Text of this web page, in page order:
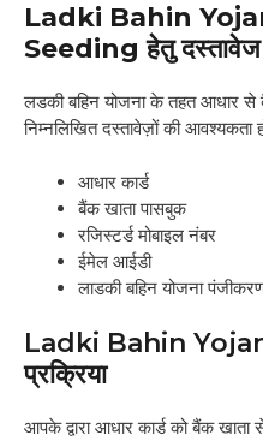
Ladki Bahin
Seeding हेतु दस्तावेज
लडकी बहिन योजना के तहत आधार
निम्नलिखित दस्तावेज़ों की आवश्यकता
आधार कार्ड
बैंक खाता पासबुक
रजिस्टर्ड मोबाइल नंबर
ईमेल आईडी
लाडकी बहिन योजना
Ladki Bahin
प्रक्रिया
आपके द्वारा आधार कार्ड को बैंक